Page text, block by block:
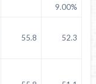
9.00%
55.8 52.3